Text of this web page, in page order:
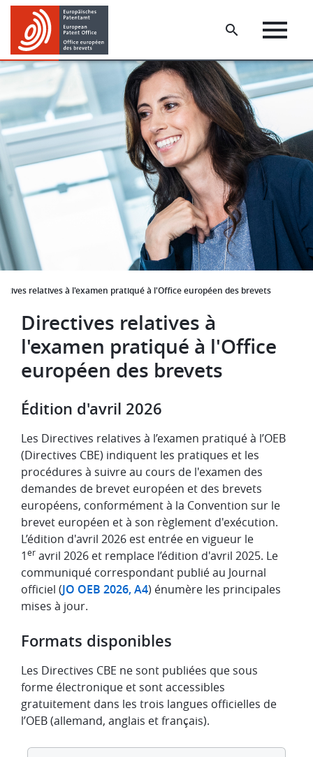
Skip
main
content
Skip
footer
relatives à l'examen pratiqué à l'Office européen des brevets
Directives relatives à
l'examen pratiqué à l'Office
européen des brevets
Édition d'avril 2026
Les Directives relatives à l’examen pratiqué à l’OEB
(Directives CBE) indiquent les pratiques et les
procédures à suivre au cours de l'examen des
demandes de brevet européen et des brevets
européens, conformément à la Convention sur le
brevet européen et à son règlement d'exécution.
L’édition d'avril 2026 est entrée en vigueur le
1er avril 2026 et remplace l’édition d'avril 2025. Le
communiqué correspondant publié au Journal
officiel (JO OEB 2026, A4) énumère les principales
mises à jour.
Formats disponibles
Les Directives CBE ne sont publiées que sous
forme électronique et sont accessibles
gratuitement dans les trois langues officielles de
l’OEB (allemand, anglais et français).